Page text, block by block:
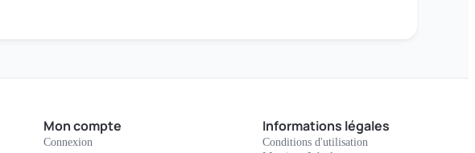
Mon compte
Connexion
Informations légales
Conditions d'utilisation